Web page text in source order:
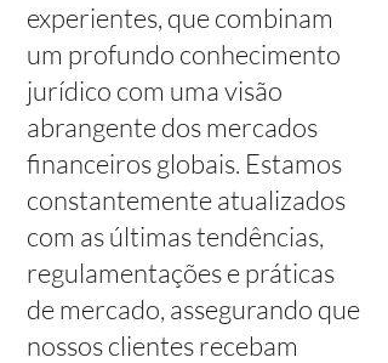
experientes, que combinam
um profundo conhecimento
jurídico com uma visão
abrangente dos mercados
financeiros globais. Estamos
constantemente atualizados
com as últimas tendências,
regulamentações e práticas
de mercado, assegurando que
nossos clientes recebam